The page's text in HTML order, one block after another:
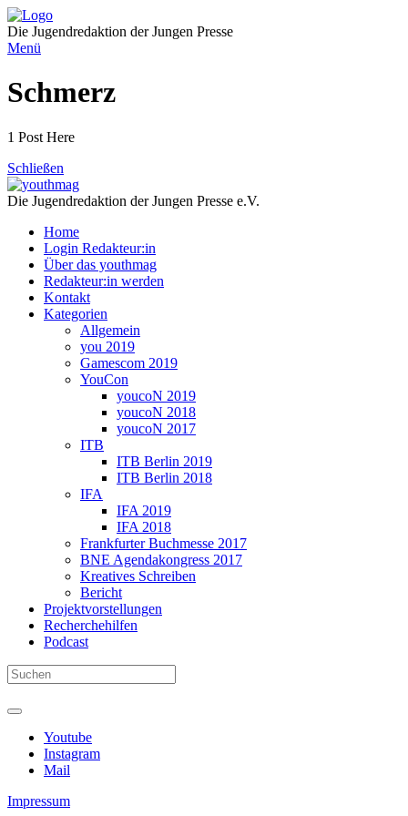
Direkt
zum
Inhalt
Die Jugendredaktion der Jungen Presse
Menü
Schmerz
1 Post Here
Schließen
Die Jugendredaktion der Jungen Presse e.V.
Home
Login Redakteur:in
Über das youthmag
Redakteur:in werden
Kontakt
Kategorien
Allgemein
you 2019
Gamescom 2019
YouCon
youcoN 2019
youcoN 2018
youcoN 2017
ITB
ITB Berlin 2019
ITB Berlin 2018
IFA
IFA 2019
IFA 2018
Frankfurter Buchmesse 2017
BNE Agendakongress 2017
Kreatives Schreiben
Bericht
Projektvorstellungen
Recherchehilfen
Podcast
Youtube
Instagram
Mail
Impressum